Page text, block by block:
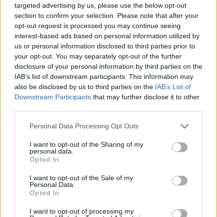
targeted advertising by us, please use the below opt-out
section to confirm your selection. Please note that after your
opt-out request is processed you may continue seeing
interest-based ads based on personal information utilized by
us or personal information disclosed to third parties prior to
your opt-out. You may separately opt-out of the further
disclosure of your personal information by third parties on the
IAB’s list of downstream participants. This information may
also be disclosed by us to third parties on the IAB’s List of
Downstream Participants that may further disclose it to other
Please note that this website/app uses one or more Google
not limited to your visit or usage behaviour. You may click to
grant or deny consent to Google and its third-party tags to
use your data for below specified purposes in below Google
consent section.
Personal Data Processing Opt Outs
I want to opt-out of the Sharing of my
personal data.
Opted In
I want to opt-out of the Sale of my
Personal Data.
Opted In
I want to opt-out of processing my
Pedro Martínez: “Esto es lo que
tiene jugar partidos de este nivel
contra equipos de este nivel”
28/ABR/26 23:32
El entrenador del Valencia Basket habló tras la derrota ante
el Panathinaikos en el primer partido de playoffs de...
El Valencia Basket tendrá que
ganar en Atenas
28/ABR/26 22:55
Los taronja caen en el primer partido
de la serie ante el Panathinaikos y
Xavi Pascual, tras el punto y
muchísimas cosas”